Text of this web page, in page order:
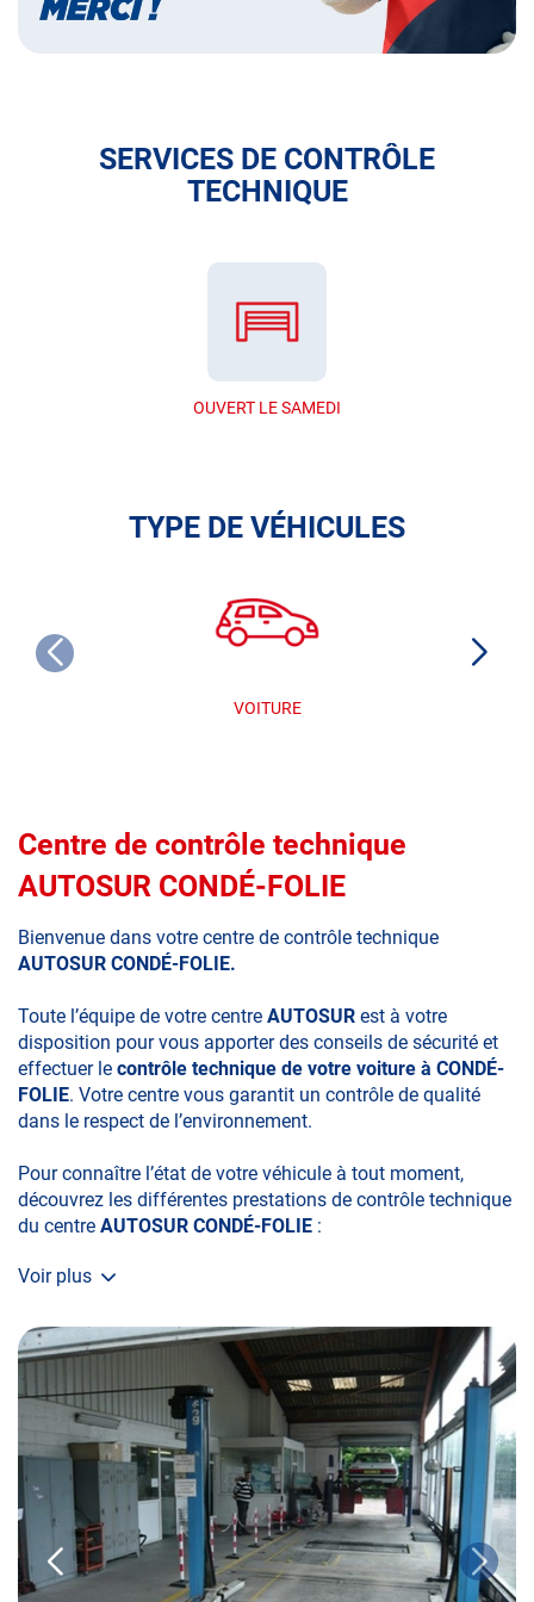
SERVICES DE CONTRÔLE
TECHNIQUE
OUVERT LE SAMEDI
TYPE DE VÉHICULES
VOITURE
Centre de contrôle technique
AUTOSUR CONDÉ-FOLIE
Bienvenue dans votre centre de contrôle technique
AUTOSUR CONDÉ-FOLIE.
Toute l’équipe de votre centre AUTOSUR est à votre
disposition pour vous apporter des conseils de sécurité et
effectuer le contrôle technique de votre voiture à CONDÉ-
FOLIE. Votre centre vous garantit un contrôle de qualité
dans le respect de l’environnement.
Pour connaître l’état de votre véhicule à tout moment,
découvrez les différentes prestations de contrôle technique
du centre AUTOSUR CONDÉ-FOLIE :
• le contrôle technique obligatoire
• la contre-visite
• le contrôle pollution
• le contrôle des véhicules hybrides ou électriques
• le contrôle technique des véhicules GPL/Gaz*
• le pré-contrôle contrôle technique ou contrôle technique
volontaire / partiel
Voir plus